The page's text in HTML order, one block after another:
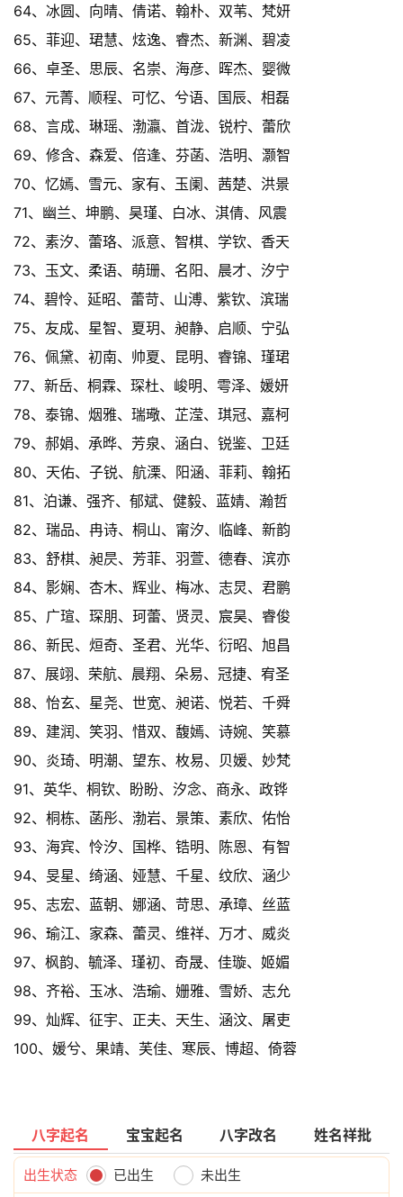
64、冰圆、向晴、倩诺、翰朴、双苇、梵妍
65、菲迎、珺慧、炫逸、睿杰、新渊、碧凌
66、卓圣、思辰、名崇、海彦、晖杰、婴微
67、元菁、顺程、可忆、兮语、国辰、相磊
68、言成、琳瑶、渤瀛、首泷、锐柠、蕾欣
69、修含、森爱、倍逢、芬菡、浩明、灏智
70、忆嫣、雪元、家有、玉阑、茜楚、洪景
71、幽兰、坤鹏、昊瑾、白冰、淇倩、风震
72、素汐、蕾珞、派意、智棋、学钦、香天
73、玉文、柔语、萌珊、名阳、晨才、汐宁
74、碧怜、延昭、蕾苛、山溥、紫钦、滨瑞
75、友成、星智、夏玥、昶静、启顺、宁弘
76、佩黛、初南、帅夏、昆明、睿锦、瑾珺
77、新岳、桐霖、琛杜、峻明、雩泽、媛妍
78、泰锦、烟雅、瑞璥、芷滢、琪冠、嘉柯
79、郝娟、承晔、芳泉、涵白、锐鉴、卫廷
80、天佑、子锐、航溧、阳涵、菲莉、翰拓
81、泊谦、强齐、郁斌、健毅、蓝婧、瀚哲
82、瑞品、冉诗、桐山、甯汐、临峰、新韵
83、舒棋、昶昃、芳菲、羽萱、德春、滨亦
84、影娴、杏木、辉业、梅冰、志炅、君鹏
85、广瑄、琛朋、珂蕾、贤灵、宸昊、睿俊
86、新民、烜奇、圣君、光华、衍昭、旭昌
87、展翊、荣航、晨翔、朵易、冠捷、宥圣
88、怡玄、星尧、世宽、昶诺、悦若、千舜
89、建润、笑羽、惜双、馥嫣、诗婉、笑慕
90、炎琦、明潮、望东、枚易、贝媛、妙梵
91、英华、桐钦、盼盼、汐念、商永、政铧
92、桐栋、菡彤、渤岩、景策、素欣、佑怡
93、海宾、怜汐、国桦、锆明、陈恩、有智
94、旻星、绮涵、娅慧、千星、纹欣、涵少
95、志宏、蓝朝、娜涵、苛思、承璋、丝蓝
96、瑜江、家森、蕾灵、维祥、万才、威炎
97、枫韵、毓泽、瑾初、奇晟、佳璇、姬媚
98、齐裕、玉冰、浩瑜、姗雅、雪娇、志允
99、灿辉、征宇、正夫、天生、涵汶、屠吏
100、媛兮、果靖、芙佳、寒辰、博超、倚蓉
八字起名 宝宝起名 八字改名 姓名祥批
出生状态 已出生 未出生